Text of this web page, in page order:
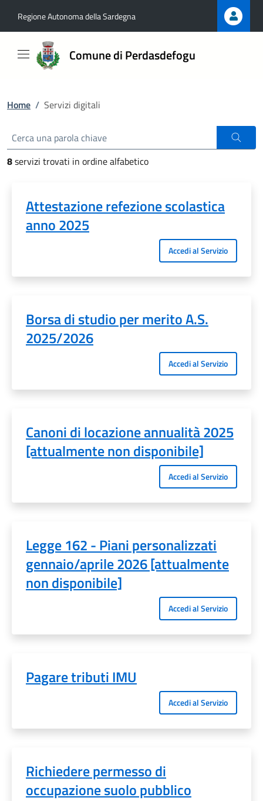
Regione Autonoma della Sardegna
Comune di Perdasdefogu
Home / Servizi digitali
8servizi trovati in ordine alfabetico
Attestazione refezione scolastica
anno 2025
Accedi al Servizio
Borsa di studio per merito A.S.
2025/2026
Accedi al Servizio
Canoni di locazione annualità 2025
[attualmente non disponibile]
Accedi al Servizio
Legge 162 - Piani personalizzati
gennaio/aprile 2026 [attualmente
non disponibile]
Accedi al Servizio
Pagare tributi IMU
Accedi al Servizio
Richiedere permesso di
occupazione suolo pubblico